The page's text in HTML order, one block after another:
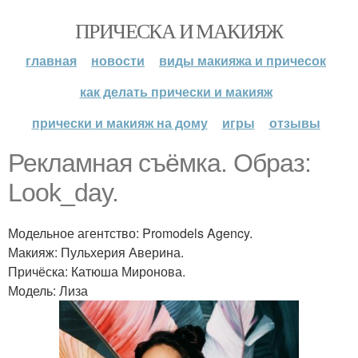
ПРИЧЕСКА И МАКИЯЖ
главная новости
виды макияжа и причесок
как делать прически и макияж
прически и макияж на дому
игры отзывы
Рекламная съёмка. Образ:
Look_day.
Модельное агентство: Promodels Agency.
Макияж: Пульхерия Аверина.
Причёска: Катюша Миронова.
Модель: Лиза